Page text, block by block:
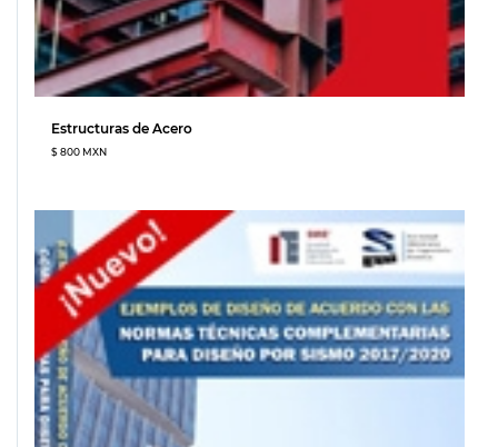
Estructuras de Acero
$ 800 MXN